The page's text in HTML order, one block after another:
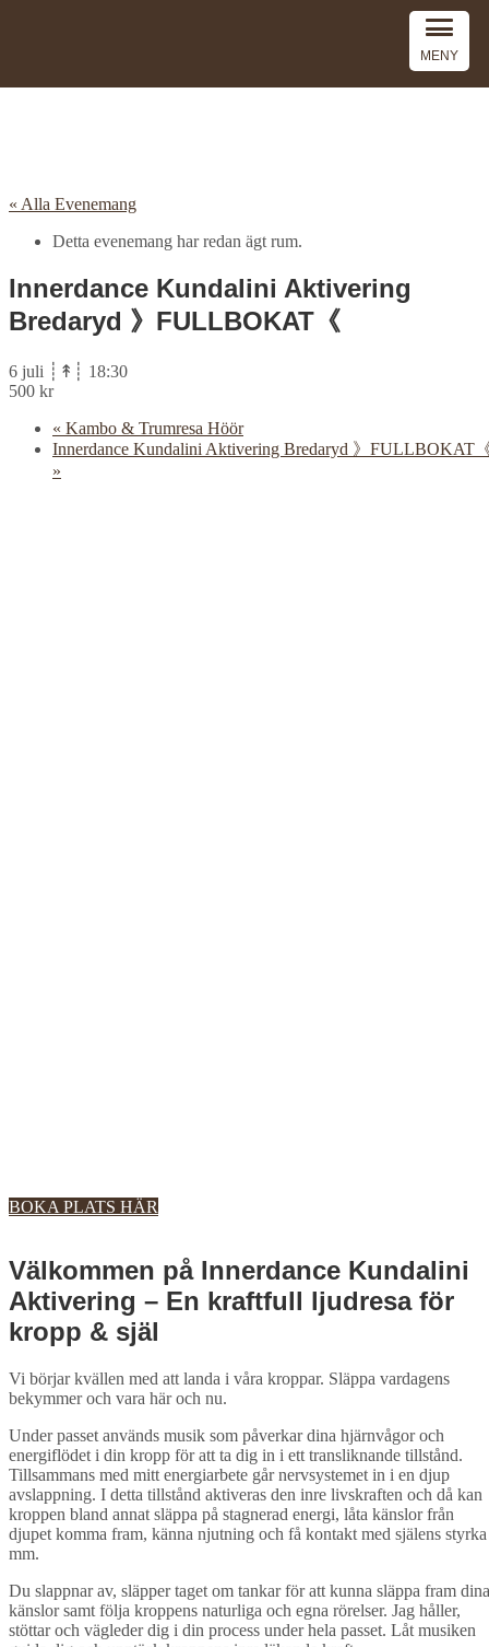
MENY
« Alla Evenemang
Detta evenemang har redan ägt rum.
Innerdance Kundalini Aktivering
Bredaryd 》FULLBOKAT《
6 juli ┊↟┊ 18:30
500 kr
« Kambo & Trumresa Höör
Innerdance Kundalini Aktivering Bredaryd 》FULLBOKAT
»
BOKA PLATS HÄR
Välkommen på Innerdance Kundalini
Aktivering​ – En kraftfull ljudresa för
kropp & själ
Vi börjar kvällen med att landa i våra kroppar. Släppa vardagens
bekymmer och vara här och nu.
Under passet används musik som påverkar dina hjärnvågor och
energiflödet i din kropp för att ta dig in i ett transliknande tillstånd.
Tillsammans med mitt energiarbete går nervsystemet in i en djup
avslappning. I detta tillstånd aktiveras den inre livskraften och då kan
kroppen bland annat släppa på stagnerad energi, låta känslor från
djupet komma fram, känna njutning och få kontakt med själens styrka
mm.
Du slappnar av, släpper taget om tankar för att kunna släppa fram dina
känslor samt följa kroppens naturliga och egna rörelser. Jag håller,
stöttar och vägleder dig i din process under hela passet. Låt musiken